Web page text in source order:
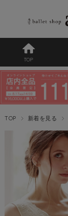
TOP
TOP 新着を見る